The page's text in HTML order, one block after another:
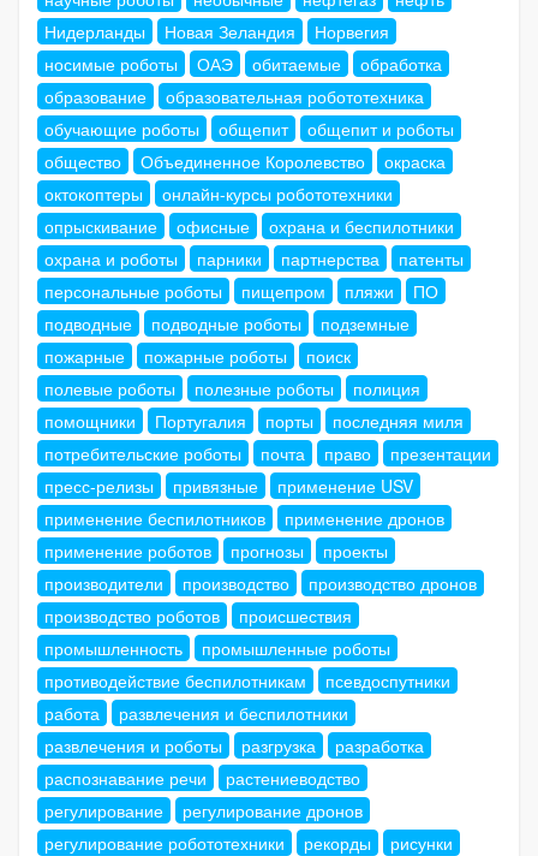
Нидерланды
Новая Зеландия
Норвегия
носимые роботы
ОАЭ обитаемые
обработка
образование
образовательная робототехника
обучающие роботы
общепит
общепит и роботы
общество
Объединенное Королевство
окраска
октокоптеры
онлайн-курсы робототехники
опрыскивание
офисные
охрана и беспилотники
охрана и роботы
парники партнерства
патенты
персональные роботы
пищепром пляжи
ПО
подводные
подводные роботы
подземные
пожарные
пожарные роботы
поиск
полевые роботы
полезные роботы
полиция
помощники
Португалия порты
последняя миля
потребительские роботы
почта право
презентации
пресс-релизы
привязные
применение USV
применение беспилотников
применение дронов
применение роботов
прогнозы
проекты
производители
производство
производство дронов
производство роботов
происшествия
промышленность
промышленные роботы
противодействие беспилотникам
псевдоспутники
работа
развлечения и беспилотники
развлечения и роботы
разгрузка
разработка
распознавание речи
растениеводство
регулирование
регулирование дронов
регулирование робототехники
рекорды
рисунки